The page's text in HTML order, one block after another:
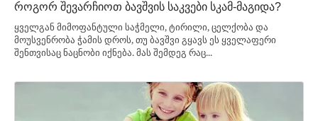
როგორ შევარჩიოთ ბავშვის საკვები სკამ-მაგიდა?
ყველგან მიმოფანტული საჭმელი, ტირილი, ცელქობა და
მოუსვენრობა ჭამის დროს, თუ ბავშვი გყავს ეს ყველაფერი
შენთვისაც ნაცნობი იქნება. მას შემდეგ რაც...